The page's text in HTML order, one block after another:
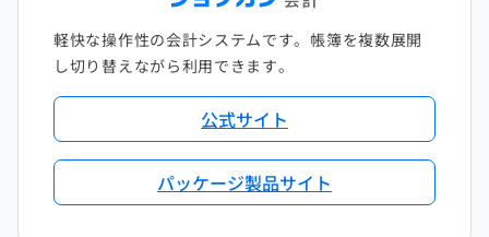
軽快な操作性の会計システムです。帳簿を複数展開
し切り替えながら利用できます。
公式サイト
パッケージ製品サイト